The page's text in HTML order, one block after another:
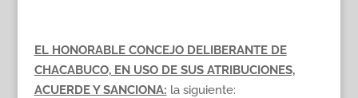
EL HONORABLE CONCEJO DELIBERANTE DE
CHACABUCO, EN USO DE SUS ATRIBUCIONES,
ACUERDE Y SANCIONA: la siguiente: